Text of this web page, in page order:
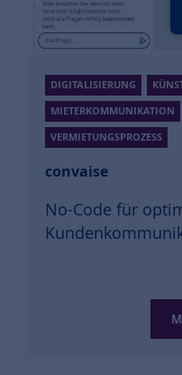
DIGITALISIERUNG
MIETERKOMMUNIKATION
VERMIETUNGSPROZESS
convaise
No-Code für